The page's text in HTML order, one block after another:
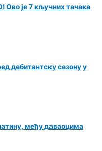
је 7 кључних тачака
дебитантску сезону у
међу даваоцима